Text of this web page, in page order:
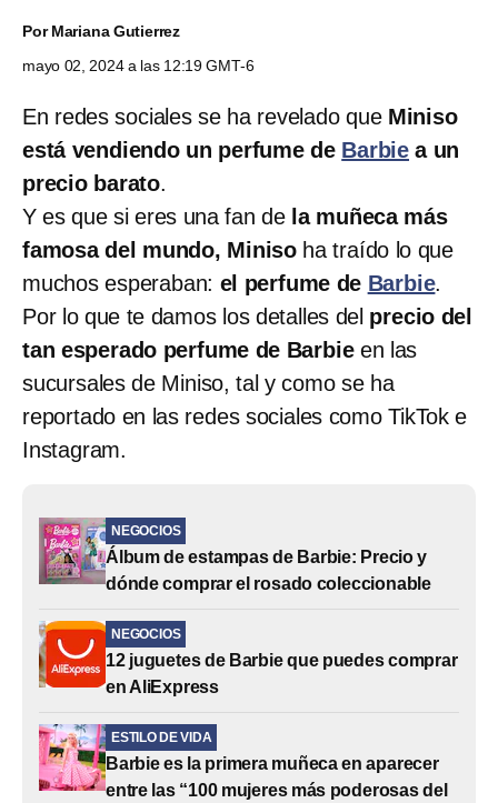
PorMariana Gutierrez
mayo 02, 2024 a las 12:19 GMT-6
En redes sociales se ha revelado que Miniso
está vendiendo un perfume de Barbie a un
precio barato.
Y es que si eres una fan de la muñeca más
famosa del mundo, Miniso ha traído lo que
muchos esperaban: el perfume de Barbie.
Por lo que te damos los detalles del precio del
tan esperado perfume de Barbieen las
sucursales de Miniso, tal y como se ha
reportado en las redes sociales como TikTok e
Instagram.
NEGOCIOS
Álbum de estampas de Barbie: Precio y
dónde comprar el rosado coleccionable
NEGOCIOS
12 juguetes de Barbie que puedes comprar
en AliExpress
ESTILO DE VIDA
Barbie es la primera muñeca en aparecer
entre las “100 mujeres más poderosas del